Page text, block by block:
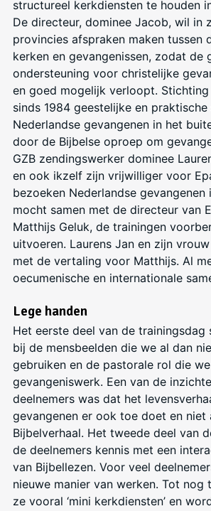
structureel kerkdiensten te houden
De directeur, dominee Jacob, wil in
provincies afspraken maken tussen
kerken en gevangenissen, zodat de
ondersteuning voor christelijke
en goed mogelijk verloopt.
sinds 1984 geestelijke en praktische
Nederlandse gevangenen in het
door de Bijbelse oproep om
GZB zendingswerker dominee
en ook ikzelf zijn vrijwilliger voor
bezoeken Nederlandse gevangenen
mocht samen met de directeur van
Matthijs Geluk, de trainingen
uitvoeren. Laurens Jan en zijn
met de vertaling voor Matthijs. Al
oecumenische en internationale
Lege handen
Het eerste deel van de trainingsdag
bij de mensbeelden die we al dan
gebruiken en de pastorale rol die
gevangeniswerk. Een van de
deelnemers was dat het
gevangenen er ook toe doet en niet
Bijbelverhaal. Het tweede deel van
de deelnemers kennis met een
van Bijbellezen. Voor veel
nieuwe manier van werken. Tot nog
ze vooral ‘mini kerkdiensten’ en